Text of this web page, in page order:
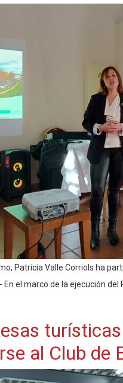
Patricia Valle Corriols ha
el marco de la ejecución
al Club de